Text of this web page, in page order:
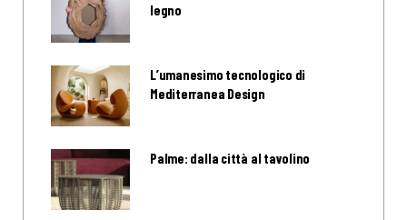
legno
L’umanesimo tecnologico di
Mediterranea Design
Palme: dalla città al tavolino